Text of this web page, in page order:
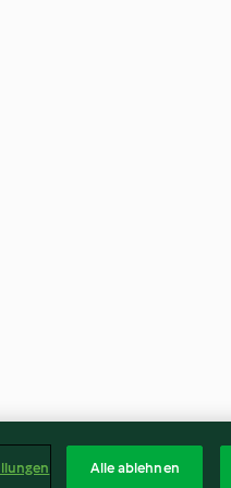
Alle ablehnen